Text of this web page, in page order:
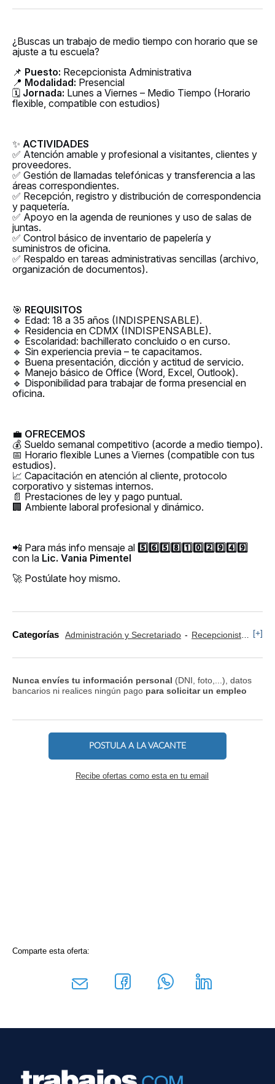
¿Buscas un trabajo de medio tiempo con horario que se
ajuste a tu escuela?
📌 Puesto: Recepcionista Administrativa
📍 Modalidad: Presencial
🗓 Jornada: Lunes a Viernes – Medio Tiempo (Horario
flexible, compatible con estudios)
✨ ACTIVIDADES
✅ Atención amable y profesional a visitantes, clientes y
proveedores.
✅ Gestión de llamadas telefónicas y transferencia a las
áreas correspondientes.
✅ Recepción, registro y distribución de correspondencia
y paquetería.
✅ Apoyo en la agenda de reuniones y uso de salas de
juntas.
✅ Control básico de inventario de papelería y
suministros de oficina.
✅ Respaldo en tareas administrativas sencillas (archivo,
organización de documentos).
🎯 REQUISITOS
🔹 Edad: 18 a 35 años (INDISPENSABLE).
🔹 Residencia en CDMX (INDISPENSABLE).
🔹 Escolaridad: bachillerato concluido o en curso.
🔹 Sin experiencia previa – te capacitamos.
🔹 Buena presentación, dicción y actitud de servicio.
🔹 Manejo básico de Office (Word, Excel, Outlook).
🔹 Disponibilidad para trabajar de forma presencial en
oficina.
💼 OFRECEMOS
💰 Sueldo semanal competitivo (acorde a medio tiempo).
📅 Horario flexible Lunes a Viernes (compatible con tus
estudios).
📈 Capacitación en atención al cliente, protocolo
corporativo y sistemas internos.
📄 Prestaciones de ley y pago puntual.
🏢 Ambiente laboral profesional y dinámico.
📲 Para más info mensaje al 5️⃣6️⃣5️⃣8️⃣1️⃣0️⃣2️⃣9️⃣4️⃣9️⃣
con la Lic. Vania Pimentel
🚀 Postúlate hoy mismo.
Categorías Administración y Secretariado Recepcionista y Operador [+]
Nunca envíes tu información personal (DNI, foto,...), datos
bancarios ni realices ningún pago para solicitar un empleo
POSTULA A LA VACANTE
Recibe ofertas como esta en tu email
Comparte esta oferta: